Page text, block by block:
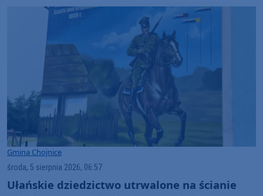
Gmina Chojnice
środa, 5 sierpnia 2026, 06:57
Ułańskie dziedzictwo utrwalone na ścianie